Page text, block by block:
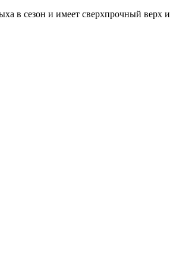
в сезон и имеет сверхпрочный верх